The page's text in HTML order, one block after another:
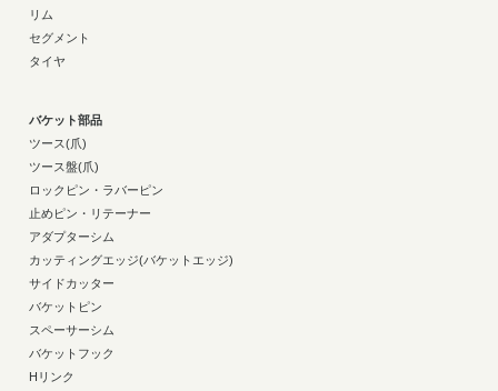
リム
セグメント
タイヤ
バケット部品
ツース(爪)
ツース盤(爪)
ロックピン・ラバーピン
止めピン・リテーナー
アダプターシム
カッティングエッジ(バケットエッジ)
サイドカッター
バケットピン
スペーサーシム
バケットフック
Hリンク